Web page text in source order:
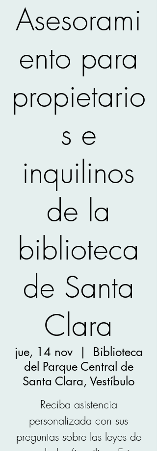
Asesorami
ento para
propietario
s e
inquilinos
de la
biblioteca
de Santa
Clara
jue, 14 nov
  |
Biblioteca
del Parque Central de
Santa Clara, Vestíbulo
Reciba asistencia
personalizada con sus
preguntas sobre las leyes de